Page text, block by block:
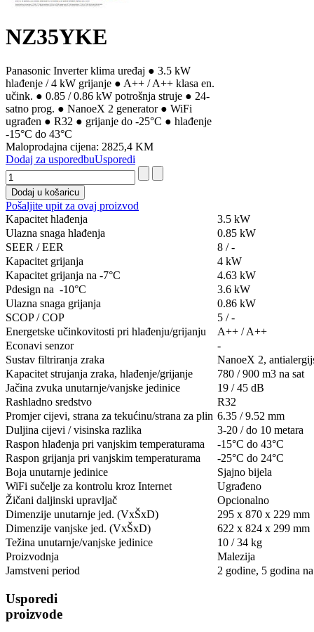
NZ35YKE
Panasonic Inverter klima uređaj ● 3.5 kW
hlađenje / 4 kW grijanje ● A++ / A++ klasa en.
učink. ● 0.85 / 0.86 kW potrošnja struje ● 24-
satno prog. ● NanoeX 2 generator ● WiFi
ugrađen ● R32 ● grijanje do -25°C ● hlađenje
-15°C do 43°C
Maloprodajna cijena: 2825,4 KM
Dodaj za usporedbuUsporedi
Pošaljite upit za ovaj proizvod
Kapacitet hlađenja
3.5 kW
Ulazna snaga hlađenja
0.85 kW
SEER / EER
8 / -
Kapacitet grijanja
4 kW
Kapacitet grijanja na -7°C
4.63 kW
Pdesign na -10°C
3.6 kW
Ulazna snaga grijanja
0.86 kW
SCOP / COP
5 / -
Energetske učinkovitosti pri hlađenju/grijanju
A++ / A++
Econavi senzor
-
Sustav filtriranja zraka
NanoeX 2,
Kapacitet strujanja zraka, hlađenje/grijanje
780 / 900 m3 na sat
Jačina zvuka unutarnje/vanjske jedinice
19 / 45 dB
Rashladno sredstvo
R32
Promjer cijevi, strana za tekućinu/strana za plin 6.35 / 9.52 mm
Duljina cijevi / visinska razlika
3-20 / do 10 metara
Raspon hlađenja pri vanjskim temperaturama
-15°C do 43°C
Raspon grijanja pri vanjskim temperaturama
-25°C do 24°C
Boja unutarnje jedinice
Sjajno bijela
WiFi sučelje za kontrolu kroz Internet
Ugrađeno
Žičani daljinski upravljač
Opcionalno
Dimenzije unutarnje jed. (VxŠxD)
295 x 870 x 229 mm
Dimenzije vanjske jed. (VxŠxD)
622 x 824 x 299 mm
Težina unutarnje/vanjske jedinice
10 / 34 kg
Proizvodnja
Malezija
Jamstveni period
2 godine, 5 godina
Usporedi
proizvode